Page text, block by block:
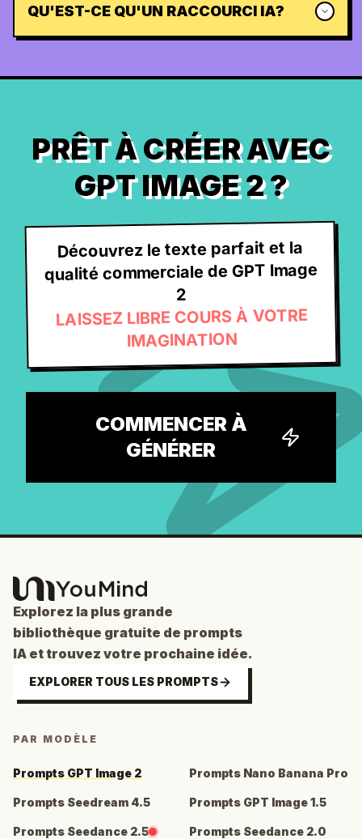
QU'EST-CE QU'UN RACCOURCI IA?
PRÊT À CRÉER AVEC
GPT IMAGE 2 ?
Découvrez le texte parfait et la
qualité commerciale de GPT Image
2
LAISSEZ LIBRE COURS À VOTRE
IMAGINATION
COMMENCER À
GÉNÉRER
Explorez la plus grande
bibliothèque gratuite de prompts
IA et trouvez votre prochaine idée.
EXPLORER TOUS LES PROMPTS
PAR MODÈLE
Prompts GPT Image 2 Prompts Nano Banana Pro
Prompts Seedream 4.5 Prompts GPT Image 1.5
Prompts Seedance 2.5 Prompts Seedance 2.0